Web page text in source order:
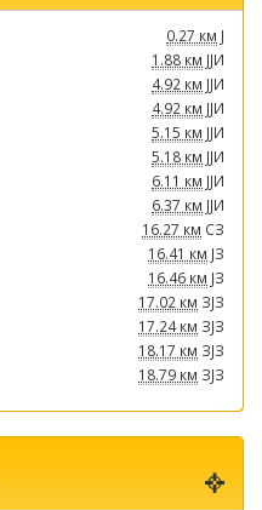
0.27 км Ј
1.88 км ЈЈИ
4.92 км ЈЈИ
4.92 км ЈЈИ
5.15 км ЈЈИ
5.18 км ЈЈИ
6.11 км ЈЈИ
6.37 км ЈЈИ
16.27 км СЗ
16.41 км ЈЗ
16.46 км ЈЗ
17.02 км ЗЈЗ
17.24 км ЗЈЗ
18.17 км ЗЈЗ
18.79 км ЗЈЗ